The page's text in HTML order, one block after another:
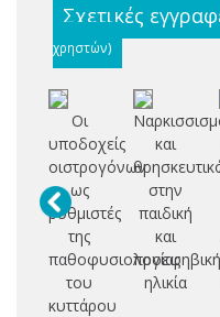
Σχετικές
χρηστών)
Oι
υποδοχείς
οιστρογόνων
ως
ρυθμιστές
της
παθοφυσιολογίας
του
κυττάρου
και
στην
παιδική
και
ηλικία